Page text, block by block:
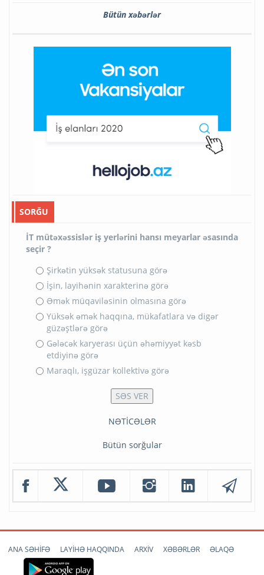
Bütün xəbərlər
SORĞU
İT mütəxəssislər iş yerlərini hansı meyarlar əsasında
seçir ?
Şirkətin yüksək statusuna görə
İşin, layihənin xarakterinə görə
Əmək müqaviləsinin olmasına görə
Yüksək əmək haqqına, mükafatlara və digər
güzəştlərə görə
Gələcək karyerası üçün əhəmiyyət kəsb
etdiyinə görə
Maraqlı, işgüzar kollektivə görə
NƏTİCƏLƏR
Bütün sorğular
ANA SƏHİFƏ LAYİHƏ HAQQINDA ARXİV XƏBƏRLƏR ƏLAQƏ